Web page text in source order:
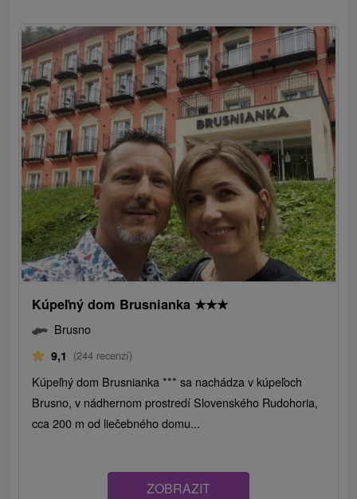
Kúpeľný dom Brusnianka ★★★
Brusno
9,1 (244 recenzí)
Kúpeľný dom Brusnianka *** sa nachádza v kúpeľoch
Brusno, v nádhernom prostredí Slovenského Rudohoria,
cca 200 m od liečebného domu...
ZOBRAZIT